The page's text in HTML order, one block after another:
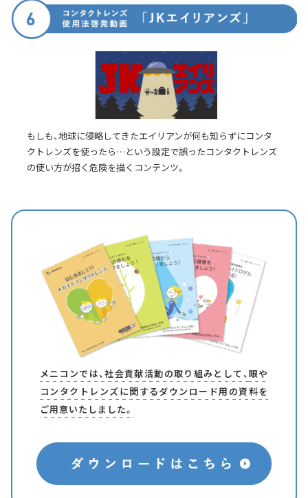
もしも、地球に侵略してきたエイリアンが何も知らずにコンタ
クトレンズを使ったら…という設定で誤ったコンタクトレンズ
の使い方が招く危険を描くコンテンツ。
メニコンでは、社会貢献活動の取り組みとして、眼や
コンタクトレンズに関するダウンロード用の資料を
ご用意いたしました。